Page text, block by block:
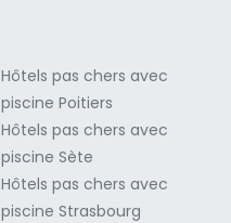
Hôtels pas chers avec
piscine Poitiers
Hôtels pas chers avec
piscine Sète
Hôtels pas chers avec
piscine Strasbourg